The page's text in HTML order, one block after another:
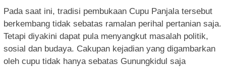
Pada saat ini, tradisi pembukaan Cupu Panjala tersebut
berkembang tidak sebatas ramalan perihal pertanian saja.
Tetapi diyakini dapat pula menyangkut masalah politik,
sosial dan budaya. Cakupan kejadian yang digambarkan
oleh cupu tidak hanya sebatas Gunungkidul saja